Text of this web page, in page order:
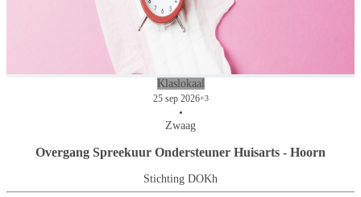
Klaslokaal
25 sep 2026+3
•
Zwaag
Overgang Spreekuur Ondersteuner Huisarts - Hoorn
Stichting DOKh